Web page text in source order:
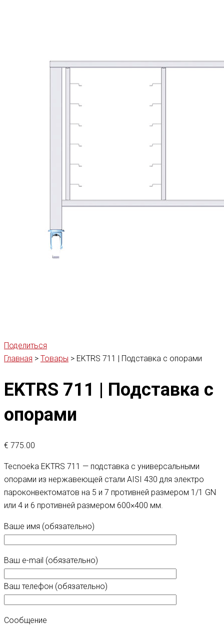
Поделиться
Главная > Товары > EKTRS 711 | Подставка с опорами
EKTRS 711 | Подставка с
опорами
€ 775.00
Tecnoeka EKTRS 711 — подставка с универсальными
опорами из нержавеющей стали AISI 430 для электро
пароконвектоматов на 5 и 7 противней размером 1/1 GN
или 4 и 6 противней размером 600×400 мм.
Ваше имя (обязательно)
Ваш e-mail (обязательно)
Ваш телефон (обязательно)
Сообщение